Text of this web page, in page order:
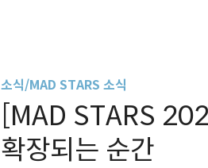
소식/MAD STARS 소식
[MAD STARS
확장되는 순간